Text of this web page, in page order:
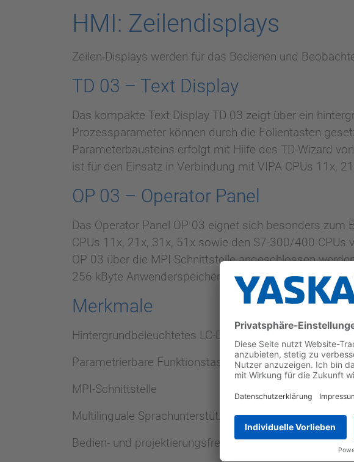
HMI: Zeilendisplays
Zeilen-Displays werden für das Bedienen und
TD 03 – Text Display
Das kompakte Text Display TD 03 zeigt über ein
Prozessparameter können durch die Folientasten
Parameterbausteins erfolgt mit Hilfe des TD-Wizard
ist für den Einsatz in Verbindung mit VIPA CPUs 11x,
OP 03 – Operator Panel
Das Operator Panel OP 03 eignet sich besonders zum
CPUs 11x, 21x, 31x, 51x sowie den S7-300/400 CPUs
OP 03 über die MPI-Schnittstelle angeschlossen
256 kByte Anwenderspeicher zur Verfügung. Die
Merkmale
Hintergrundbeleuchtetes LC-Display
Parametrierbare Funktionstasten
MPI-Schnittstelle
Multilinguale Sprachunterstützung
Bedien- und projektierungsfreundlich